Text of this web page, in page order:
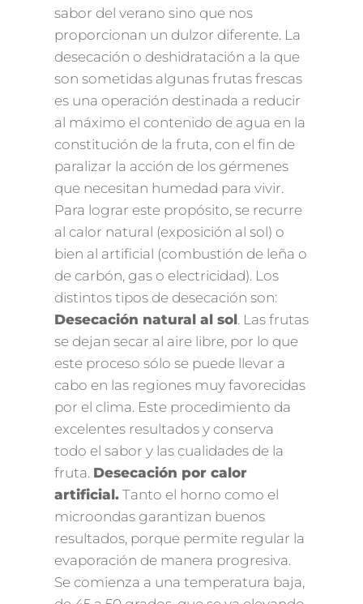
sabor del verano sino que nos
proporcionan un dulzor diferente. La
desecación o deshidratación a la que
son sometidas algunas frutas frescas
es una operación destinada a reducir
al máximo el contenido de agua en la
constitución de la fruta, con el fin de
paralizar la acción de los gérmenes
que necesitan humedad para vivir.
Para lograr este propósito, se recurre
al calor natural (exposición al sol) o
bien al artificial (combustión de leña o
de carbón, gas o electricidad). Los
distintos tipos de desecación son:
Desecación natural al sol. Las frutas
se dejan secar al aire libre, por lo que
este proceso sólo se puede llevar a
cabo en las regiones muy favorecidas
por el clima. Este procedimiento da
excelentes resultados y conserva
todo el sabor y las cualidades de la
fruta. Desecación por calor
artificial.Tanto el horno como el
microondas garantizan buenos
resultados, porque permite regular la
evaporación de manera progresiva.
Se comienza a una temperatura baja,